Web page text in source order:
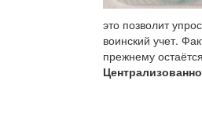
это позволит
воинский учет.
прежнему